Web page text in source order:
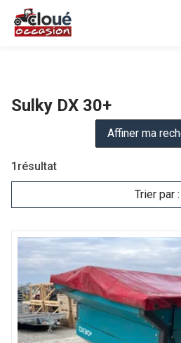
Mes favoris
Sulky DX 30+
1 résultat
Trier par :
Affiner ma